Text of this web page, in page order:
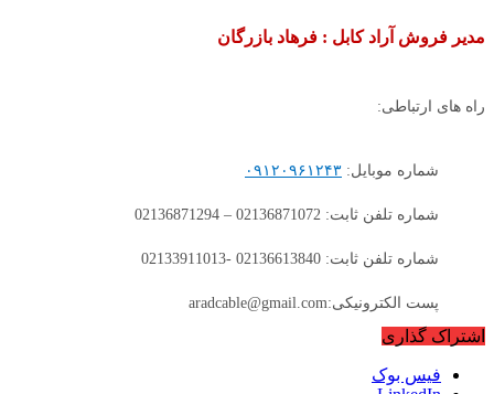
مدیر فروش آراد کابل : فرهاد بازرگان
راه های ارتباطی:
شماره موبایل: ۰۹۱۲۰۹۶۱۲۴۳
شماره تلفن ثابت: 02136871072 – 02136871294
شماره تلفن ثابت: 02136613840 -02133911013
پست الکترونیکی:aradcable@gmail.com
اشتراک گذاری
فیس بوک